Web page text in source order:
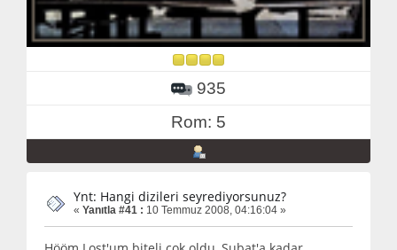
935
Rom: 5
Ynt: Hangi dizileri seyrediyorsunuz?
« Yanıtla #41 : 10 Temmuz 2008, 04:16:04 »